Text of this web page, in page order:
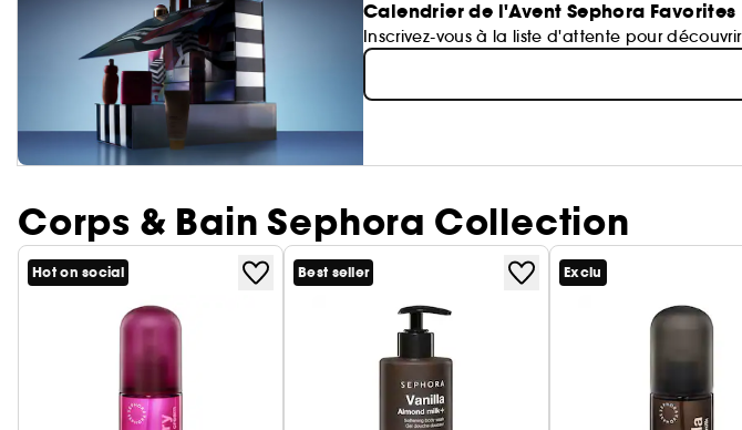
Calendrier de l'Avent Sephora Favorites
Inscrivez-vous à la liste d'attente pour
Corps & Bain Sephora Collection
Hot on social Best seller Exclu